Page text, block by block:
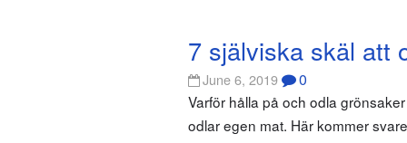
7 själviska skäl att
June 6, 2019 0
Varför hålla på och odla
odlar egen mat. Här kommer